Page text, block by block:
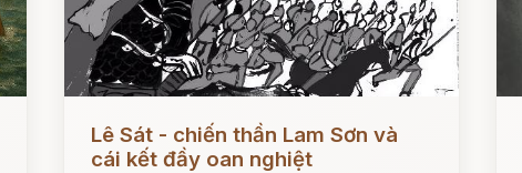
Lê Sát - chiến thần Lam Sơn và
cái kết đầy oan nghiệt